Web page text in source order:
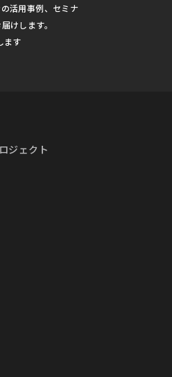
活用事例、セミナ
けします。
ます
ジェクト